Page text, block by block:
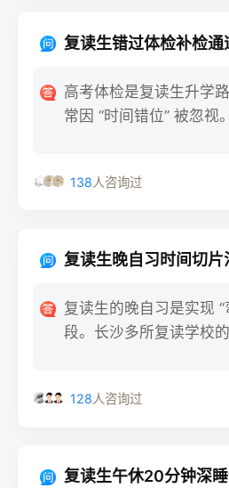
复读生错过体检补检通
高考体检是复读生升学
常因 “时间错位” 被忽视
138人咨询过
复读生晚自习时间切片
复读生的晚自习是实现
段。长沙多所复读学校
128人咨询过
复读生午休20分钟深